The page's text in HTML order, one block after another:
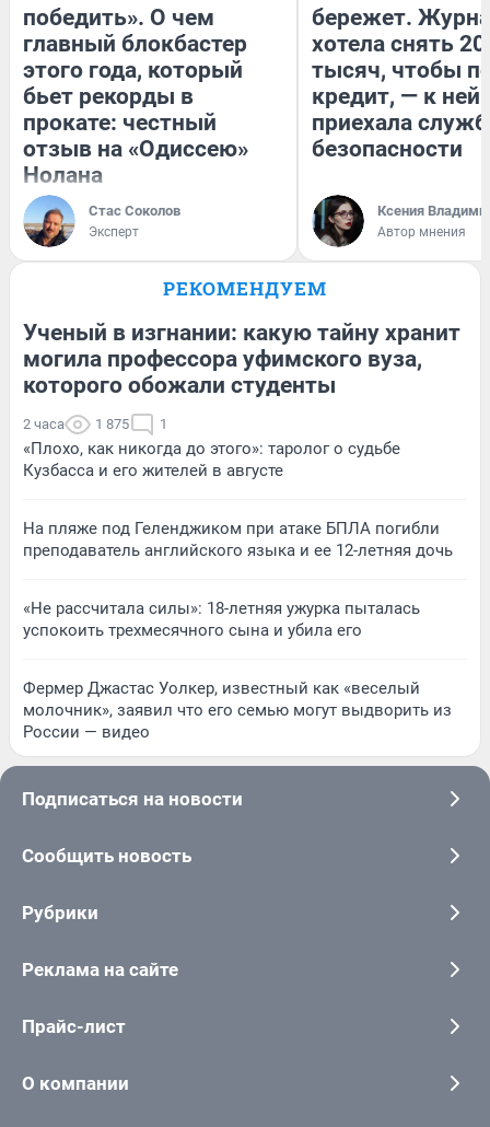
победить». О чем
главный блокбастер
этого года, который
бьет рекорды в
прокате: честный
отзыв на «Одиссею»
Нолана
Стас Соколов
Эксперт
бережет.
хотела снять
тысяч, чтобы
кредит, — к
приехала
безопасности
Ксения
Автор мнения
РЕКОМЕНДУЕМ
Ученый в изгнании: какую тайну хранит
могила профессора уфимского вуза,
которого обожали студенты
2 часа 1 875 1
«Плохо, как никогда до этого»: таролог о судьбе
Кузбасса и его жителей в августе
На пляже под Геленджиком при атаке БПЛА погибли
преподаватель английского языка и ее 12-летняя дочь
«Не рассчитала силы»: 18-летняя ужурка пыталась
успокоить трехмесячного сына и убила его
Фермер Джастас Уолкер, известный как «веселый
молочник», заявил что его семью могут выдворить из
России — видео
Подписаться на новости
Сообщить новость
Рубрики
Реклама на сайте
Прайс-лист
О компании